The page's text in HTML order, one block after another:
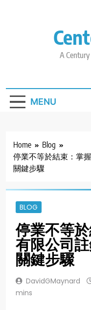
A Century
MENU
Home
Blog
停業不等於結束：掌
關鍵步驟
BLOG
停業不等
有限公司
關鍵步驟
DavidGMaynard
mins